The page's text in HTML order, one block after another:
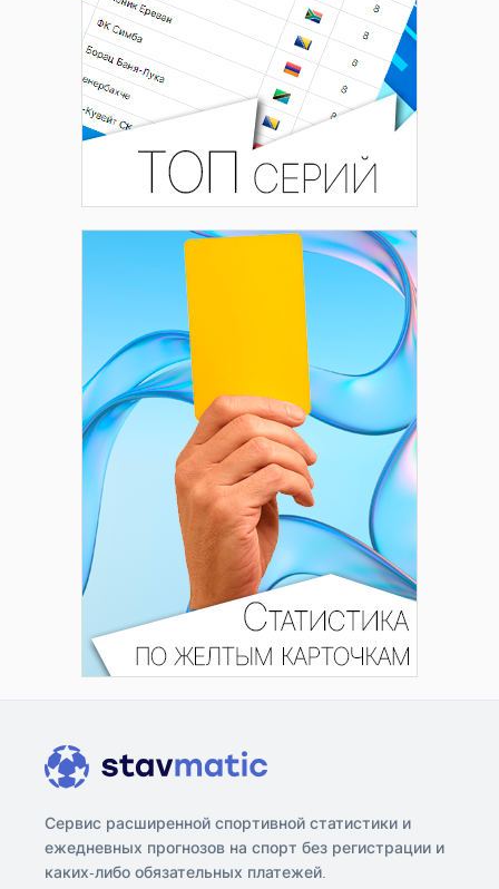
Сервис расширенной спортивной статистики и
ежедневных прогнозов на спорт без регистрации и
каких-либо обязательных платежей.